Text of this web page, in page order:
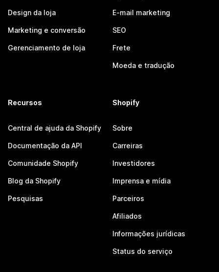
Design da loja
Marketing e conversão
Gerenciamento de loja
E-mail marketing
SEO
Frete
Moeda e tradução
Recursos
Central de ajuda da Shopify
Documentação da API
Comunidade Shopify
Blog da Shopify
Pesquisas
Shopify
Sobre
Carreiras
Investidores
Imprensa e mídia
Parceiros
Afiliados
Informações jurídicas
Status do serviço